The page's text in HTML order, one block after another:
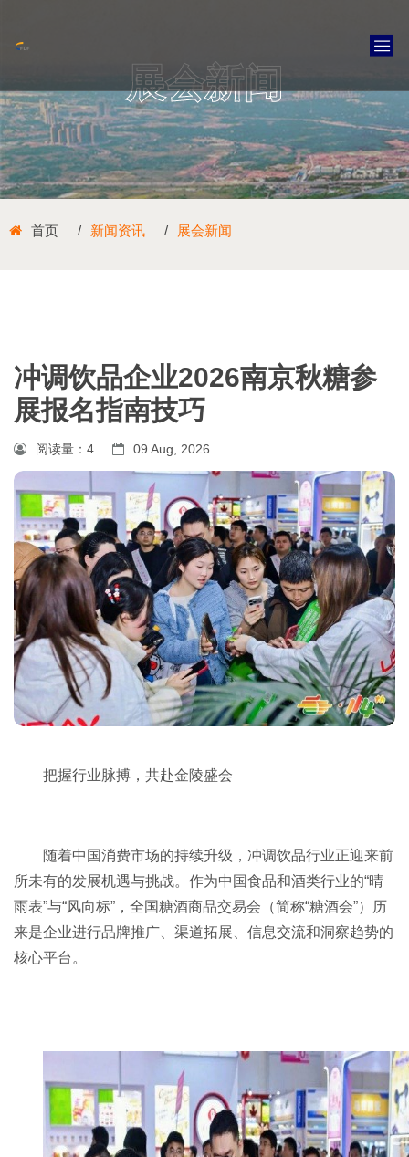
展会新闻
首页 新闻资讯 展会新闻
冲调饮品企业2026南京秋糖参
展报名指南技巧
阅读量： 4 09 Aug, 2026
把握行业脉搏，共赴金陵盛会
随着中国消费市场的持续升级，冲调饮品行业正迎来前
所未有的发展机遇与挑战。作为中国食品和酒类行业的“晴
雨表”与“风向标”，全国糖酒商品交易会 （简称“糖酒会”）历
来是企业进行品牌推广、渠道拓展、信息交流和洞察趋势的
核心平台。